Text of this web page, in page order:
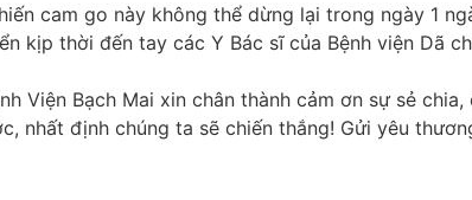
cam go này không thể dừng lại trong ngày 1
thời đến tay các Y Bác sĩ của Bệnh viện Dã
Viện Bạch Mai xin chân thành cảm ơn sự sẻ
nhất định chúng ta sẽ chiến thắng! Gửi yêu